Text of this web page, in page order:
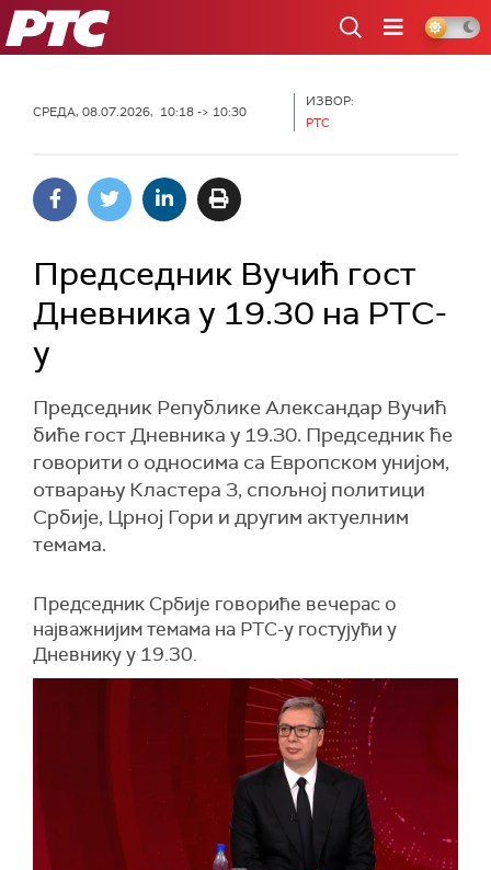
РТС
СРЕДА, 08.07.2026, 10:18 -> 10:30
ИЗВОР:
РТС
Председник Вучић гост
Дневника у 19.30 на РТС-
у
Председник Републике Александар Вучић
биће гост Дневника у 19.30. Председник ће
говорити о односима са Европском унијом,
отварању Кластера 3, спољној политици
Србије, Црној Гори и другим актуелним
темама.
Председник Србије говориће вечерас о
најважнијим темама на РТС-у гостујући у
Дневнику у 19.30.